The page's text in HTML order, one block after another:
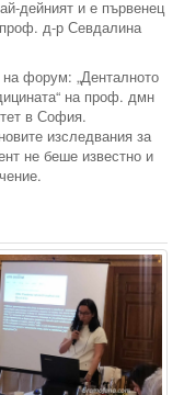
дейният и е първенец
д-р Севдалина
форум: „Денталното
на проф. дмн
в София.
изследвания за
не беше известно и